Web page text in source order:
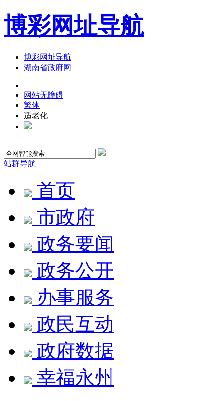
博彩网址导航
博彩网址导航
湖南省政府网
网站无障碍
繁体
适老化
站群导航
首页
市政府
政务要闻
政务公开
办事服务
政民互动
政府数据
幸福永州